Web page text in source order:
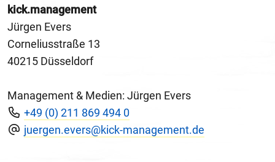
kick.management
Jürgen Evers
Corneliusstraße 13
40215 Düsseldorf
Management & Medien: Jürgen Evers
+49 (0) 211 869 494 0
juergen.evers@kick-management.de